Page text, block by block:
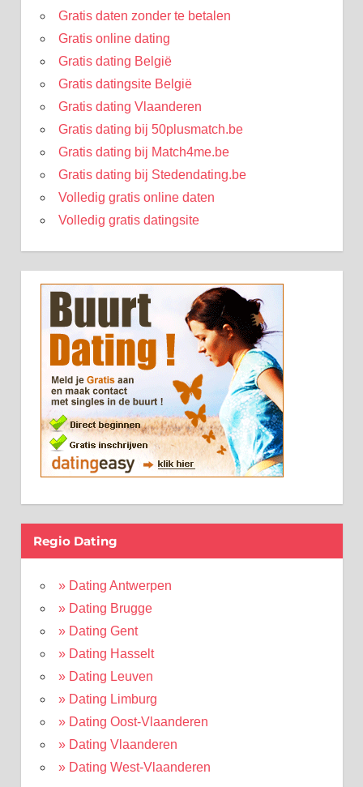
Gratis daten zonder te betalen
Gratis online dating
Gratis dating België
Gratis datingsite België
Gratis dating Vlaanderen
Gratis dating bij 50plusmatch.be
Gratis dating bij Match4me.be
Gratis dating bij Stedendating.be
Volledig gratis online daten
Volledig gratis datingsite
Regio Dating
» Dating Antwerpen
» Dating Brugge
» Dating Gent
» Dating Hasselt
» Dating Leuven
» Dating Limburg
» Dating Oost-Vlaanderen
» Dating Vlaanderen
» Dating West-Vlaanderen